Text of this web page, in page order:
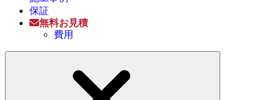
保証
無料お見積
費用